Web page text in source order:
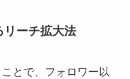
リーチ拡大法
とで、フォロワー以